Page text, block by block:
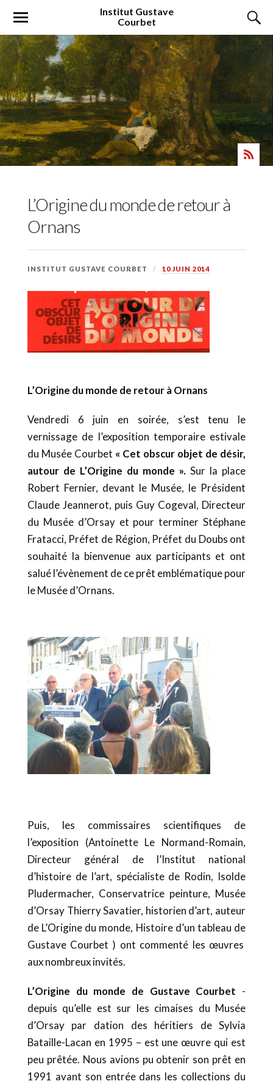
Institut Gustave
Courbet
L’Origine du monde de retour à
Ornans
INSTITUT GUSTAVE COURBET 10 JUIN 2014
L’Origine du monde de retour à Ornans
Vendredi 6 juin en soirée, s’est tenu le
vernissage de l’exposition temporaire estivale
du Musée Courbet « Cet obscur objet de désir,
autour de L’Origine du monde ». Sur la place
Robert Fernier, devant le Musée, le Président
Claude Jeannerot, puis Guy Cogeval, Directeur
du Musée d’Orsay et pour terminer Stéphane
Fratacci, Préfet de Région, Préfet du Doubs ont
souhaité la bienvenue aux participants et ont
salué l’évènement de ce prêt emblématique pour
le Musée d’Ornans.
Puis, les commissaires scientifiques de
l’exposition (Antoinette Le Normand-Romain,
Directeur général de l’Institut national
d’histoire de l’art, spécialiste de Rodin, Isolde
Pludermacher, Conservatrice peinture, Musée
d’Orsay Thierry Savatier, historien d’art, auteur
de L’Origine du monde, Histoire d’un tableau de
Gustave Courbet ) ont commenté les œuvres
aux nombreux invités.
L’Origine du monde de Gustave Courbet -
depuis qu’elle est sur les cimaises du Musée
d’Orsay par dation des héritiers de Sylvia
Bataille-Lacan en 1995 – est une œuvre qui est
peu prêtée. Nous avions pu obtenir son prêt en
1991 avant son entrée dans les collections du